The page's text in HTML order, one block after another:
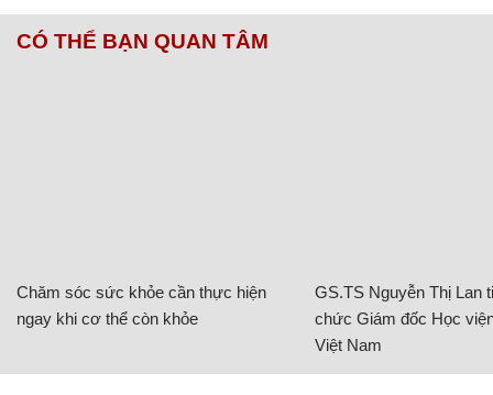
CÓ THỂ BẠN QUAN TÂM
Chăm sóc sức khỏe cần thực hiện
ngay khi cơ thể còn khỏe
GS.TS Nguyễn Thị Lan
chức Giám đốc Học
Việt Nam